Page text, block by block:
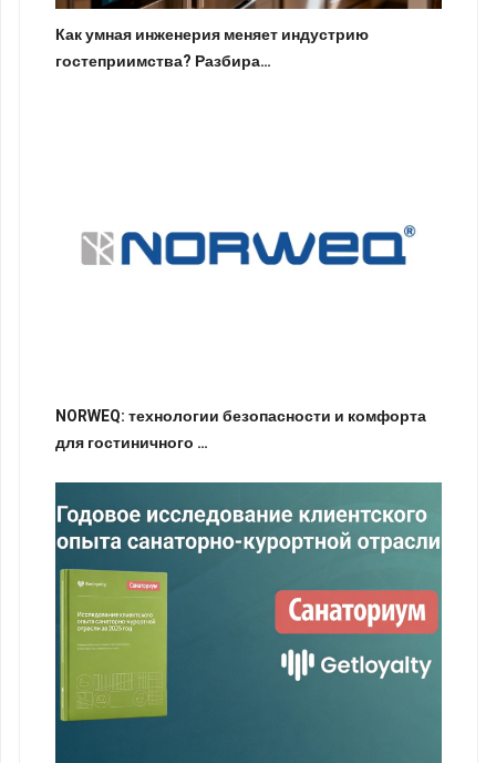
Как умная инженерия меняет индустрию
гостеприимства? Разбира…
NORWEQ: технологии безопасности и комфорта
для гостиничного …